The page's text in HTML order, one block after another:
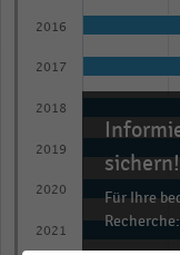
chart
has
X
axis
displaying
categories.
2016
2017
2018
2019
2020
2021
sichern!
Für Ihre
Recherche: